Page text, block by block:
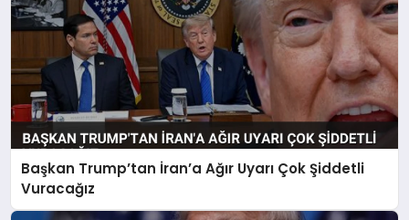
Başkan Trump’tan İran’a Ağır Uyarı Çok Şiddetli
Vuracağız